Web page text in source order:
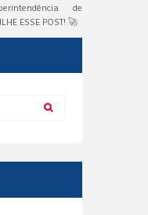
de
ESSE POST! 🚀